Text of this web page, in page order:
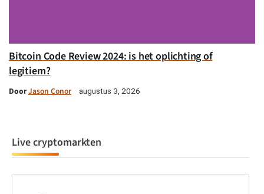
Bitcoin Code Review 2024: is het oplichting of
legitiem?
DoorJason Conor augustus 3, 2026
Live cryptomarkten